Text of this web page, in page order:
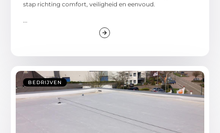
stap richting comfort, veiligheid en eenvoud.
BEDRIJVEN